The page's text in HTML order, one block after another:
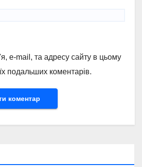
e-mail, та адресу сайту в цьому
подальших коментарів.